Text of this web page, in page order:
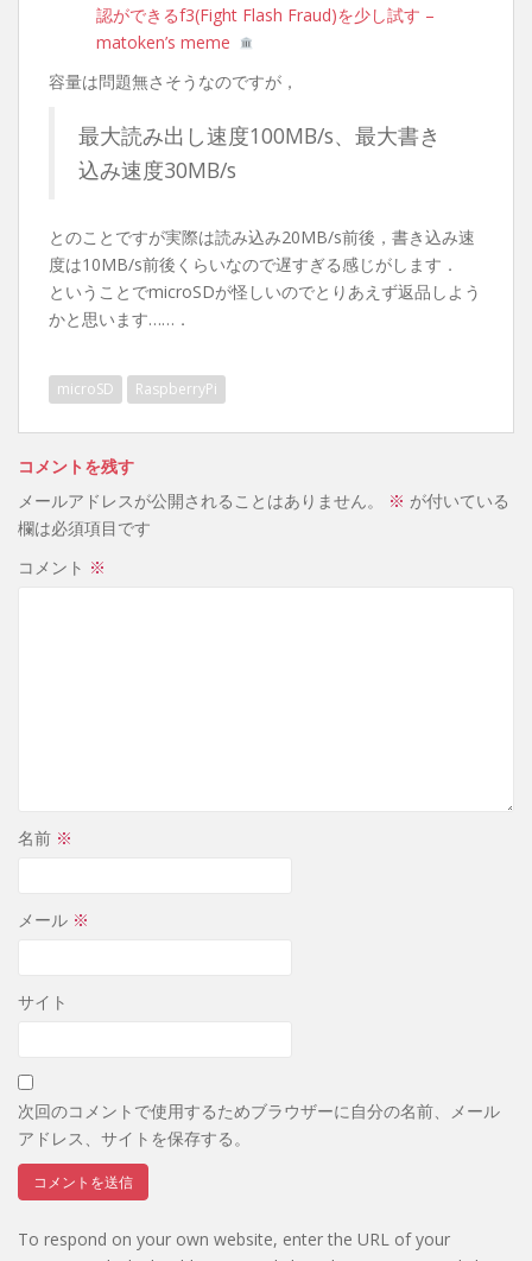
認ができるf3(Fight Flash Fraud)を少し試す –
matoken’s meme
容量は問題無さそうなのですが，
最大読み出し速度100MB/s、最大書き
込み速度30MB/s
とのことですが実際は読み込み20MB/s前後，書き込み速
度は10MB/s前後くらいなので遅すぎる感じがします．
ということでmicroSDが怪しいのでとりあえず返品しよう
かと思います……．
microSD RaspberryPi
コメントを残す
メールアドレスが公開されることはありません。
※ が付いている
欄は必須項目です
コメント ※
名前 ※
メール ※
サイト
次回のコメントで使用するためブラウザーに自分の名前、メール
アドレス、サイトを保存する。
To respond on your own website, enter the URL of your